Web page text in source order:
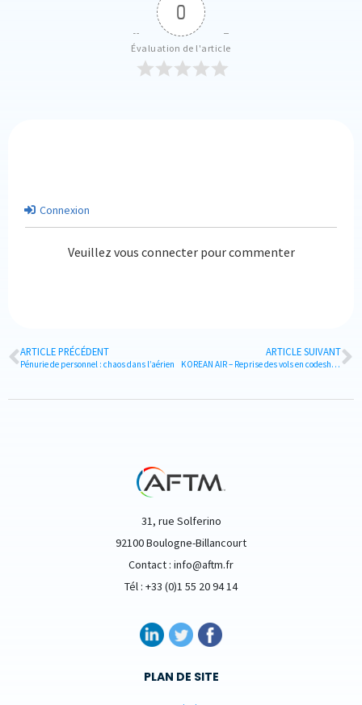
0
Évaluation de l'article
Connexion
Veuillez vous connecter pour commenter
ARTICLE PRÉCÉDENT
Pénurie de personnel : chaos dans l’aérien
ARTICLE SUIVANT
KOREAN AIR – Reprise des vols en codeshare avec Air France au départ de Paris vers Séoul
31, rue Solferino
92100 Boulogne-Billancourt
Contact : info@aftm.fr
Tél : +33 (0)1 55 20 94 14
PLAN DE SITE